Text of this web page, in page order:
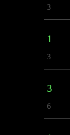
3
1
3
3
6